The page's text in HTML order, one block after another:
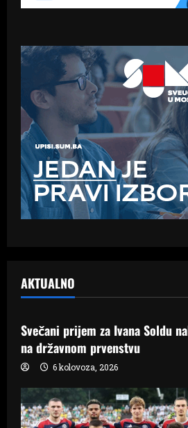
AKTUALNO
Samo Hercegovina
Svečani prijem za Ivana Soldu
na državnom prvenstvu
6 kolovoza, 2026